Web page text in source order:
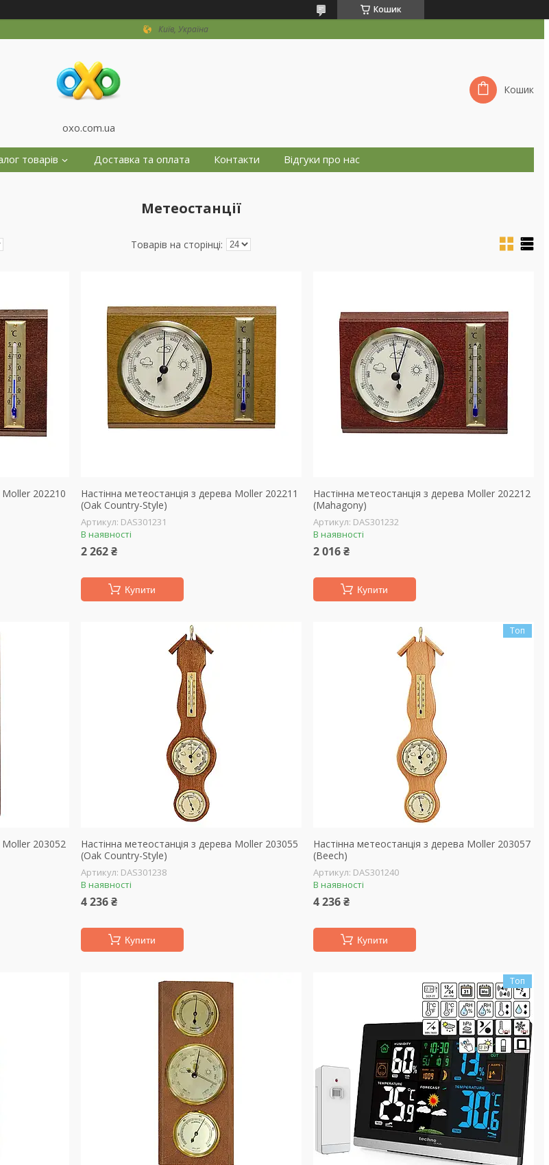
Кошик
Київ, Україна
oxo.com.ua
Кошик
товарів Доставка та оплата Контакти Відгуки про нас
Метеостанції
Moller 202210
Настінна метеостанція з дерева Moller 202211
(Oak Country-Style)
DAS301231
В наявності
2 262 ₴
Купити
Настінна метеостанція з дерева Moller 202212
(Mahagony)
DAS301232
В наявності
2 016 ₴
Купити
Moller 203052
Настінна метеостанція з дерева Moller 203055
(Oak Country-Style)
DAS301238
В наявності
4 236 ₴
Купити
Топ
Настінна метеостанція з дерева Moller 203057
(Beech)
DAS301240
В наявності
4 236 ₴
Купити
Топ